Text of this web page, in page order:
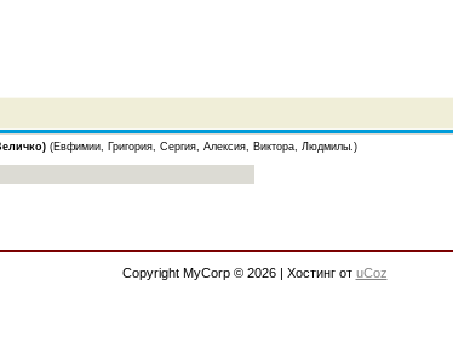
(Евфимии, Григория, Сергия, Алексия, Виктора, Людмилы.)
Copyright MyCorp © 2026| Хостинг от uCoz